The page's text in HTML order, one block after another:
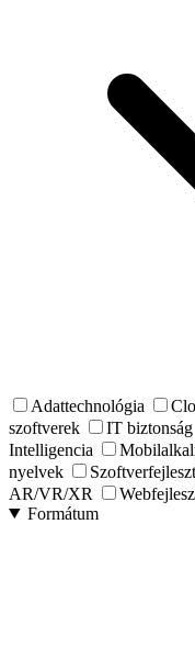
Adattechnológia
szoftverek
IT biztonság
Intelligencia
nyelvek
AR/VR/XR
Formátum